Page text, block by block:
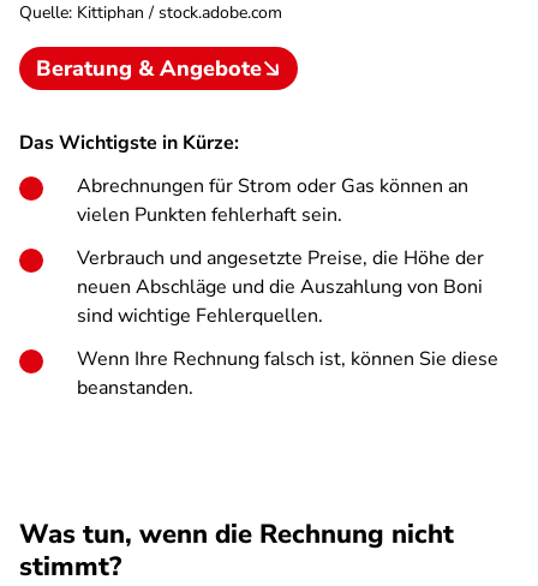
Quelle: Kittiphan / stock.adobe.com
Beratung & Angebote
Das Wichtigste in Kürze:
Abrechnungen für Strom oder Gas können an
vielen Punkten fehlerhaft sein.
Verbrauch und angesetzte Preise, die Höhe der
neuen Abschläge und die Auszahlung von Boni
sind wichtige Fehlerquellen.
Wenn Ihre Rechnung falsch ist, können Sie diese
beanstanden.
Was tun, wenn die Rechnung nicht
stimmt?